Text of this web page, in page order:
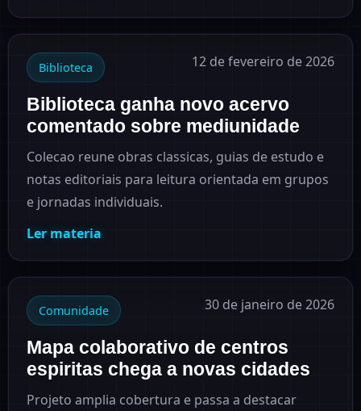
Biblioteca 12 de fevereiro de 2026
Biblioteca ganha novo acervo
comentado sobre mediunidade
Colecao reune obras classicas, guias de estudo e
notas editoriais para leitura orientada em grupos
e jornadas individuais.
Ler materia
Comunidade 30 de janeiro de 2026
Mapa colaborativo de centros
espiritas chega a novas cidades
Projeto amplia cobertura e passa a destacar